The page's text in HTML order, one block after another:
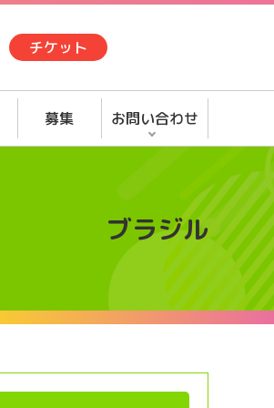
チケット
募集 お問い合わせ
ブラジル